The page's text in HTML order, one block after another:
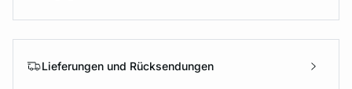
Lieferungen und Rücksendungen